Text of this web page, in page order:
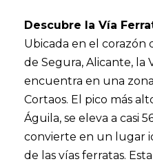
Descubre la Vía
Ubicada en el corazón
de Segura, Alicante, la
encuentra en una
Cortaos. El pico más
Águila, se eleva a casi
convierte en un lugar
de las vías ferratas.